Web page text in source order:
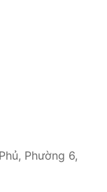
Phường 6,